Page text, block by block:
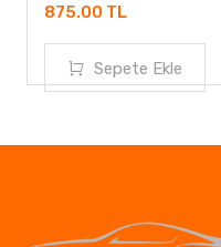
875.00 TL
Sepete Ekle